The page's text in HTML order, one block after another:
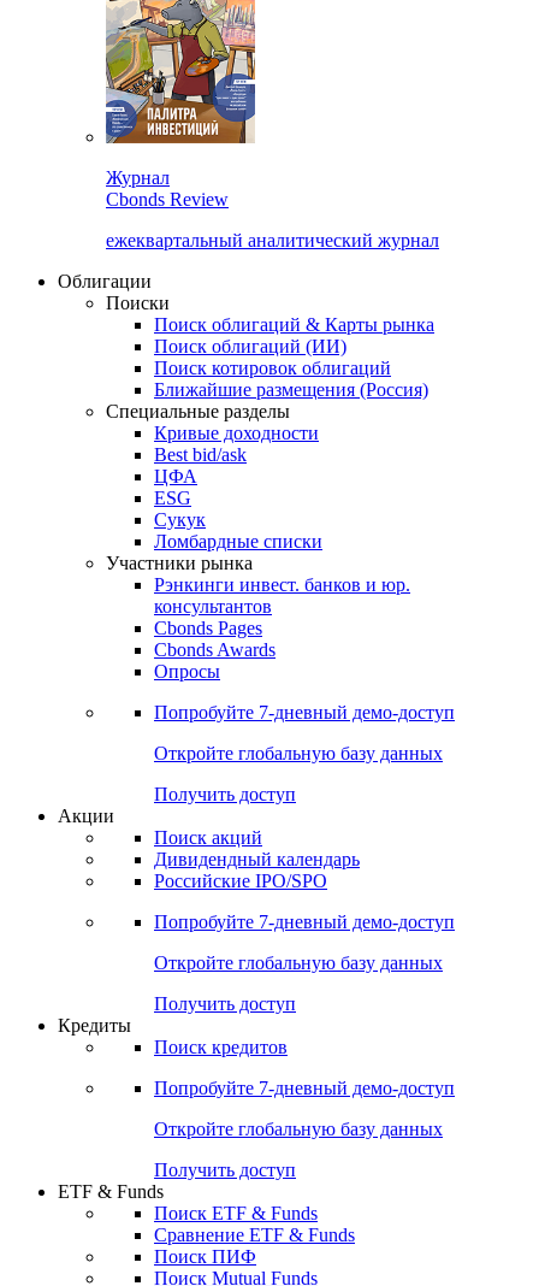
Глоссарий
Cbonds Review
ежеквартальный аналитический журнал
Облигации
Поиски
Поиск облигаций & Карты рынка
Поиск облигаций (ИИ)
Поиск котировок облигаций
Ближайшие размещения (Россия)
Специальные разделы
Кривые доходности
Best bid/ask
ЦФА
ESG
Сукук
Ломбардные списки
Участники рынка
Рэнкинги инвест. банков и юр.
Cbonds Pages
Опросы
Попробуйте7-дневный
Откройте глобальную базу данных
Получить доступ
Поиск акций
Российские IPO/SPO
Попробуйте7-дневный
Откройте глобальную базу данных
Получить доступ
Поиск кредитов
Попробуйте7-дневный
Откройте глобальную базу данных
Получить доступ
ETF & Funds